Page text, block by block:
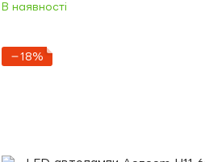
В наявності
−18%